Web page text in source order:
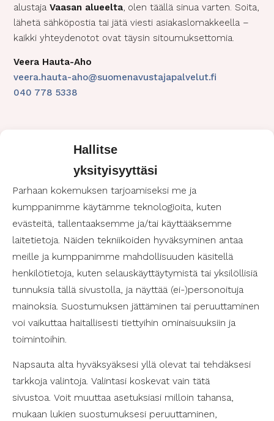
Hallitse
yksityisyyttäsi
Parhaan kokemuksen tarjoamiseksi me ja
kumppanimme käytämme teknologioita, kuten
evästeitä, tallentaaksemme ja/tai käyttääksemme
laitetietoja. Näiden tekniikoiden hyväksyminen antaa
meille ja kumppanimme mahdollisuuden käsitellä
henkilötietoja, kuten selauskäyttäytymistä tai yksilöllisiä
tunnuksia tällä sivustolla, ja näyttää (ei-)personoituja
mainoksia. Suostumuksen jättäminen tai peruuttaminen
voi vaikuttaa haitallisesti tiettyihin ominaisuuksiin ja
toimintoihin.
Napsauta alta hyväksyäksesi yllä olevat tai tehdäksesi
tarkkoja valintoja. Valintasi koskevat vain tätä
sivustoa. Voit muuttaa asetuksiasi milloin tahansa,
mukaan lukien suostumuksesi peruuttaminen,
alustajaVaasan alueelta, olen täällä sinua varten. Soita,
lähetä sähköpostia tai jätä viesti asiakaslomakkeella –
kaikki yhteydenotot ovat täysin sitoumuksettomia.
Veera Hauta-Aho
veera.hauta-aho@suomenavustajapalvelut.fi
040 778 5338
Saisiko olla avuksi?
Moi! Nimeni onMiikaja vastaan palvelukoordinaattorina
Vaasan alueenavustajapalveluista. Jos pohdit avustajan
palkkaamista tai haluat lisätietoa palveluistamme,
vastaan mielelläni kysymyksiisi. Yhteydenotto on aina
miika.ponkkonen@suomenavustajapalvelut.fi
050 551 1102